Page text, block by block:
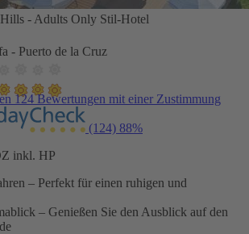
- Adults Only Stil-Hotel
- Puerto de la Cruz
124 Bewertungen mit einer Zustimmung
(124) 88%
inkl. HP
– Perfekt für einen ruhigen und
– Genießen Sie den Ausblick auf den